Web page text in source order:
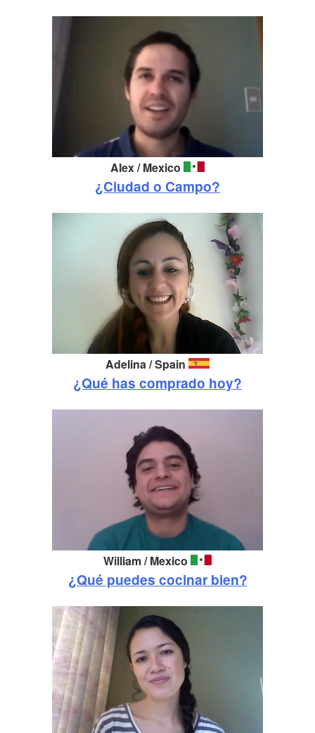
Alex / Mexico
¿Ciudad o Campo?
Adelina /Spain
¿Qué has comprado hoy?
William / Mexico
¿Qué puedes cocinar bien?